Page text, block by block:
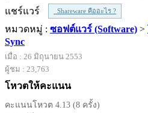
แชร์แวร์
Shareware คืออะไร ?
หมวดหมู่ : ซอฟต์แวร์ (Software) >
Sync
เมื่อ : 26 มิถุนายน 2553
ผู้ชม : 23,763
โหวตให้คะแนน
คะแนนโหวต 4.13 (8 ครั้ง)